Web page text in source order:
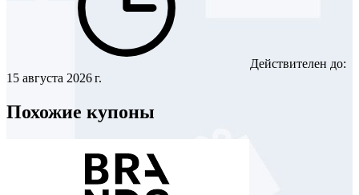
Действителен до:
15 августа 2026 г.
Похожие купоны